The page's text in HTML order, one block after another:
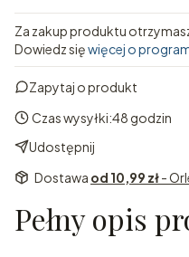
Za zakup produktu
Dowiedz sięwięcej o
Zapytaj o produkt
Czas wysyłki:48 godzin
Udostępnij
Dostawa od 10,99 zł-
Pełny opis